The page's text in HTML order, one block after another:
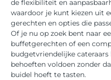
de flexibiliteit en
waardoor je kunt kiezen uit
gerechten en opties die
Of je nu op zoek bent naar
buffetgerechten of een
budgetvriendelijke
behoeften voldoen zonder
buidel hoeft te tasten.